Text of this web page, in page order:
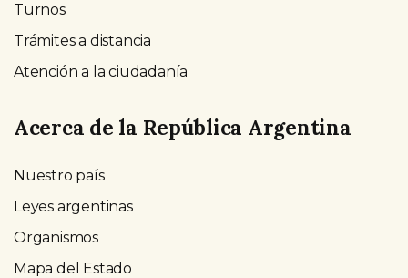
Turnos
Trámites a distancia
Atención a la ciudadanía
Acerca de la República Argentina
Nuestro país
Leyes argentinas
Organismos
Mapa del Estado